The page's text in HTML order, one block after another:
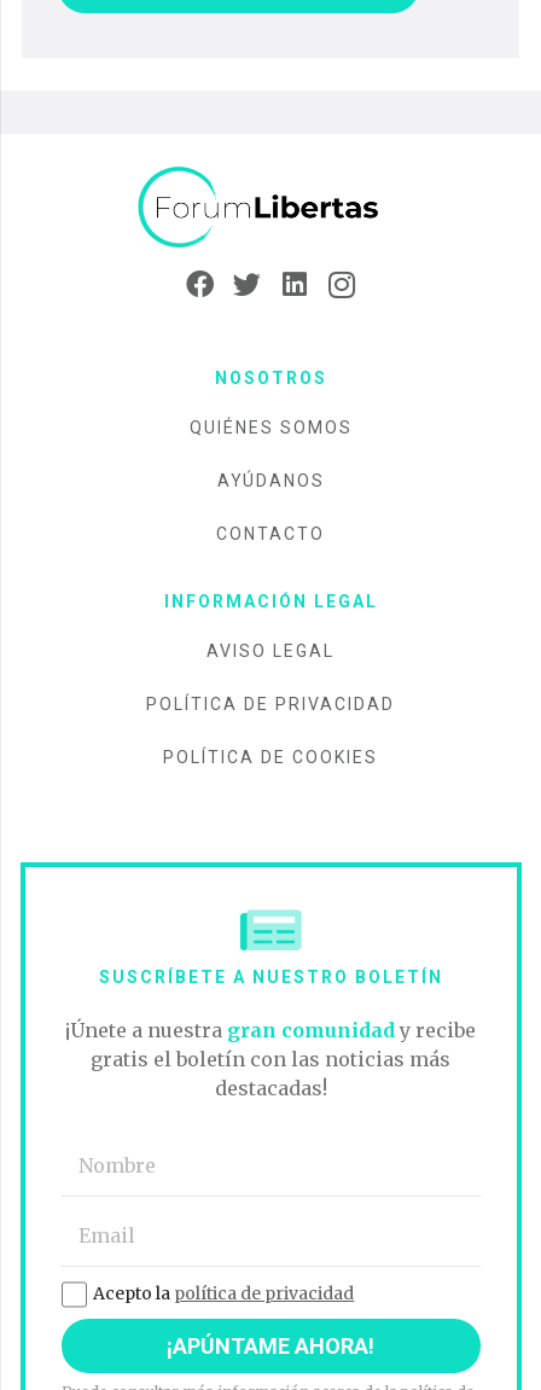
NOSOTROS
QUIÉNES SOMOS
AYÚDANOS
CONTACTO
INFORMACIÓN LEGAL
AVISO LEGAL
POLÍTICA DE PRIVACIDAD
POLÍTICA DE COOKIES
SUSCRÍBETE A NUESTRO BOLETÍN
¡Únete a nuestra gran comunidady recibe
gratis el boletín con las noticias más
destacadas!
Acepto la política de privacidad